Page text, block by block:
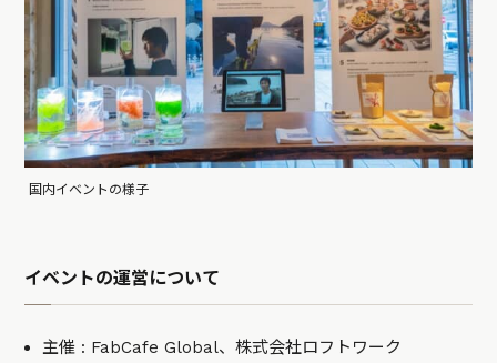
国内イベントの様子
イベントの運営について
主催 : FabCafe Global、株式会社ロフトワーク